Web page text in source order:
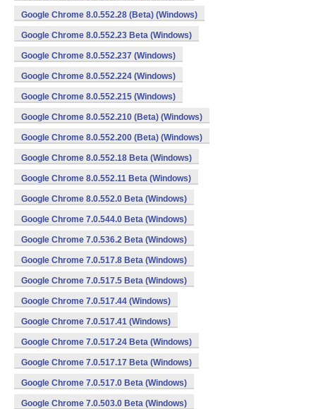
Google Chrome 8.0.552.28 (Beta) (Windows)
Google Chrome 8.0.552.23 Beta (Windows)
Google Chrome 8.0.552.237 (Windows)
Google Chrome 8.0.552.224 (Windows)
Google Chrome 8.0.552.215 (Windows)
Google Chrome 8.0.552.210 (Beta) (Windows)
Google Chrome 8.0.552.200 (Beta) (Windows)
Google Chrome 8.0.552.18 Beta (Windows)
Google Chrome 8.0.552.11 Beta (Windows)
Google Chrome 8.0.552.0 Beta (Windows)
Google Chrome 7.0.544.0 Beta (Windows)
Google Chrome 7.0.536.2 Beta (Windows)
Google Chrome 7.0.517.8 Beta (Windows)
Google Chrome 7.0.517.5 Beta (Windows)
Google Chrome 7.0.517.44 (Windows)
Google Chrome 7.0.517.41 (Windows)
Google Chrome 7.0.517.24 Beta (Windows)
Google Chrome 7.0.517.17 Beta (Windows)
Google Chrome 7.0.517.0 Beta (Windows)
Google Chrome 7.0.503.0 Beta (Windows)